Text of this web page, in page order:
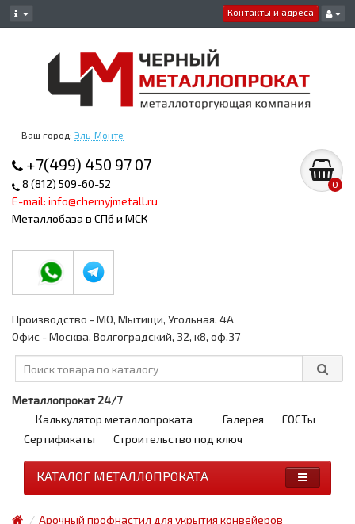
Контакты и адреса
Ваш город: Эль-Монте
+7(499) 450 97 07
8 (812) 509-60-52
E-mail: info@chernyjmetall.ru
Металлобаза в СПб и МСК
0
Производство - МО, Мытищи, Угольная, 4А
Офис - Москва, Волгоградский, 32, к8, оф.37
Металлопрокат 24/7
Калькулятор металлопроката
Галерея
ГОСТы
Сертификаты
Строительство под ключ
КАТАЛОГ МЕТАЛЛОПРОКАТА
Арочный профнастил для укрытия конвейеров